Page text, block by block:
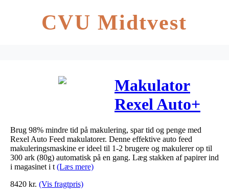
CVU Midtvest
Makulator
Rexel Auto+
300M 2x15mm
P5
Brug 98% mindre tid på makulering, spar tid og penge med
Rexel Auto Feed makulatorer. Denne effektive auto feed
makuleringsmaskine er ideel til 1-2 brugere og makulerer op til
300 ark (80g) automatisk på en gang. Læg stakken af papirer ind
i magasinet i t (Læs mere)
8420 kr. (Vis fragtpris)